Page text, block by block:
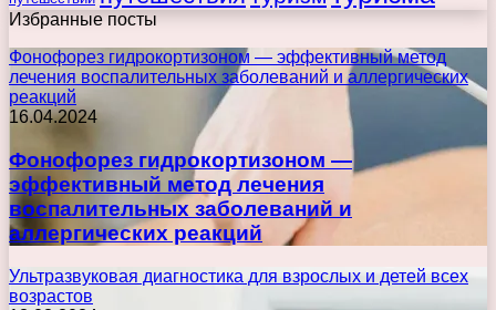
Избранные посты
Фонофорез гидрокортизоном — эффективный метод
лечения воспалительных заболеваний и аллергических
реакций
16.04.2024
Фонофорез гидрокортизоном —
эффективный метод лечения
воспалительных заболеваний и
аллергических реакций
Ультразвуковая диагностика для взрослых и детей всех
возрастов